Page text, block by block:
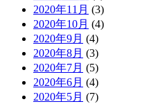
2020年11月 (3)
2020年10月 (4)
2020年9月 (4)
2020年8月 (3)
2020年7月 (5)
2020年6月 (4)
2020年5月 (7)